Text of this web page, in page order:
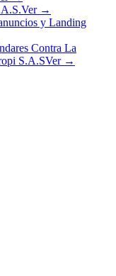
Ver →
y Landing
Contra La
S.A.SVer →